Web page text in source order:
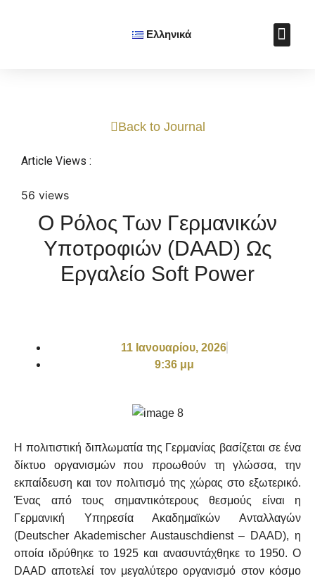
Ελληνικά
Back to Journal
Article Views :
56 views
Ο Ρόλος Των Γερμανικών
Υποτροφιών (DAAD) Ως
Εργαλείο Soft Power
11 Ιανουαρίου, 2026
9:36 μμ
Η πολιτιστική διπλωματία της Γερμανίας βασίζεται σε ένα
δίκτυο οργανισμών που προωθούν τη γλώσσα, την
εκπαίδευση και τον πολιτισμό της χώρας στο εξωτερικό.
Ένας από τους σημαντικότερους θεσμούς είναι η
Γερμανική Υπηρεσία Ακαδημαϊκών Ανταλλαγών
(Deutscher Akademischer Austauschdienst – DAAD), η
οποία ιδρύθηκε το 1925 και ανασυντάχθηκε το 1950. Ο
DAAD αποτελεί τον μεγαλύτερο οργανισμό στον κόσμο